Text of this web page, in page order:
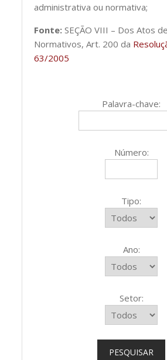
administrativa ou normativa;
Fonte: SEÇÃO VIII – Dos Atos
Normativos, Art. 200 da
63/2005
Palavra-chave:
Número:
Tipo:
Ano:
Setor:
PESQUISAR